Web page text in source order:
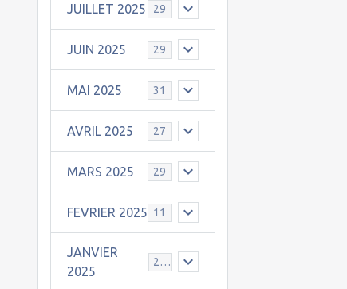
JUILLET 2025 29
JUIN 2025 29
MAI 2025 31
AVRIL 2025 27
MARS 2025 29
FEVRIER 2025 11
JANVIER
2025
25